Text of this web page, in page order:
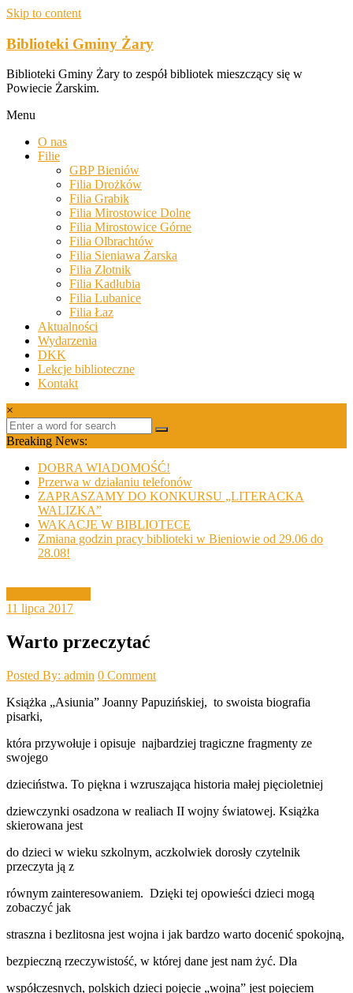
Skip to content
Biblioteki Gminy Żary
Biblioteki Gminy Żary to zespół bibliotek mieszczący się w
Powiecie Żarskim.
Menu
O nas
Filie
GBP Bieniów
Filia Drożków
Filia Grabik
Filia Mirostowice Dolne
Filia Mirostowice Górne
Filia Olbrachtów
Filia Sieniawa Żarska
Filia Złotnik
Filia Kadłubia
Filia Lubanice
Filia Łaz
Aktualności
Wydarzenia
DKK
Lekcje biblioteczne
Kontakt
×
Breaking News:
DOBRA WIADOMOŚĆ!
Przerwa w działaniu telefonów
ZAPRASZAMY DO KONKURSU „LITERACKA
WALIZKA”
WAKACJE W BIBLIOTECE
Zmiana godzin pracy biblioteki w Bieniowie od 29.06 do
28.08!
11 lipca 2017
Warto przeczytać
Posted By: admin 0 Comment
Książka „Asiunia” Joanny Papuzińskiej, to swoista biografia
pisarki,
która przywołuje i opisuje najbardziej tragiczne fragmenty ze
swojego
dzieciństwa. To piękna i wzruszająca historia małej pięcioletniej
dziewczynki osadzona w realiach II wojny światowej. Książka
skierowana jest
do dzieci w wieku szkolnym, aczkolwiek dorosły czytelnik
przeczyta ją z
równym zainteresowaniem. Dzięki tej opowieści dzieci mogą
zobaczyć jak
straszna i bezlitosna jest wojna i jak bardzo warto docenić spokojną,
bezpieczną rzeczywistość, w której dane jest nam żyć. Dla
współczesnych, polskich dzieci pojęcie „wojna” jest pojęciem